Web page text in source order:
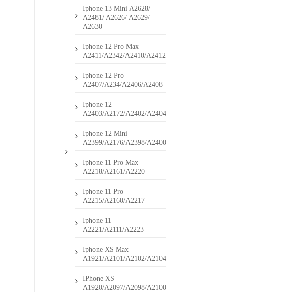
Iphone 13 Mini A2628/
A2481/ A2626/ A2629/
A2630
Iphone 12 Pro Max
A2411/A2342/A2410/A2412
Iphone 12 Pro
A2407/A234/A2406/A2408
Iphone 12
A2403/A2172/A2402/A2404
Iphone 12 Mini
A2399/A2176/A2398/A2400
Iphone 11 Pro Max
A2218/A2161/A2220
Iphone 11 Pro
A2215/A2160/A2217
Iphone 11
A2221/A2111/A2223
Iphone XS Max
A1921/A2101/A2102/A2104
IPhone XS
A1920/A2097/A2098/A2100